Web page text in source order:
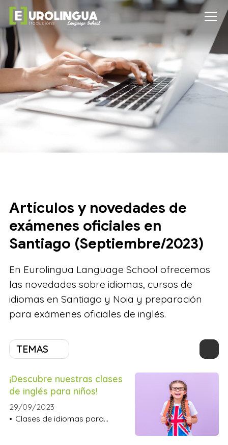
Artículos y novedades de
exámenes oficiales en
Santiago (Septiembre/2023)
En Eurolingua Language School ofrecemos
las novedades sobre idiomas, cursos de
idiomas en Santiago y Noia y preparación
para exámenes oficiales de inglés.
TEMAS
¡Descubre nuestras clases
de inglés para niños!
29/09/2023
Clases de idiomas para